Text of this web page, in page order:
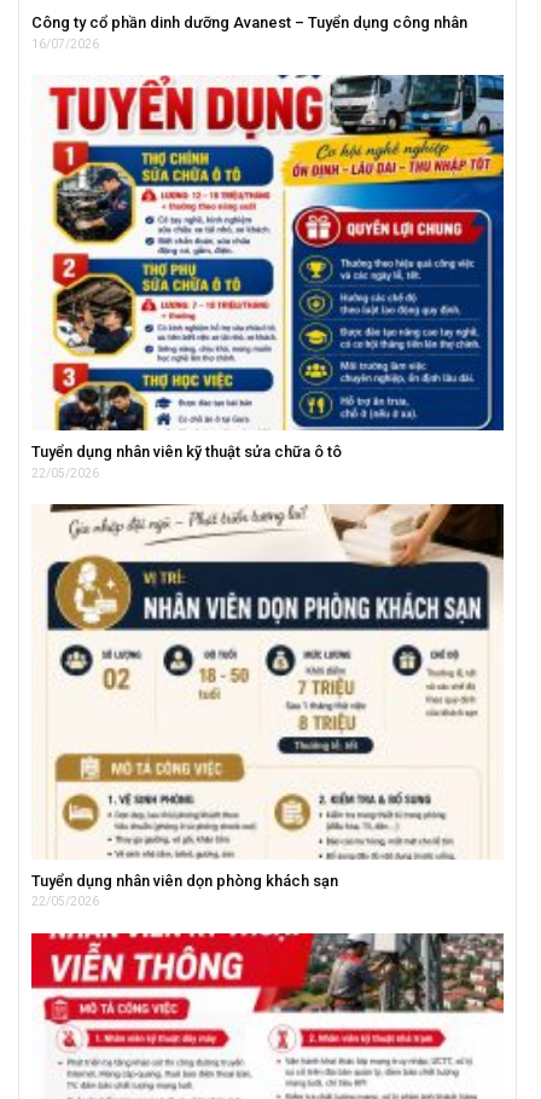
Công ty cổ phần dinh dưỡng Avanest – Tuyển dụng công nhân
16/07/2026
Tuyển dụng nhân viên kỹ thuật sửa chữa ô tô
22/05/2026
Tuyển dụng nhân viên dọn phòng khách sạn
22/05/2026